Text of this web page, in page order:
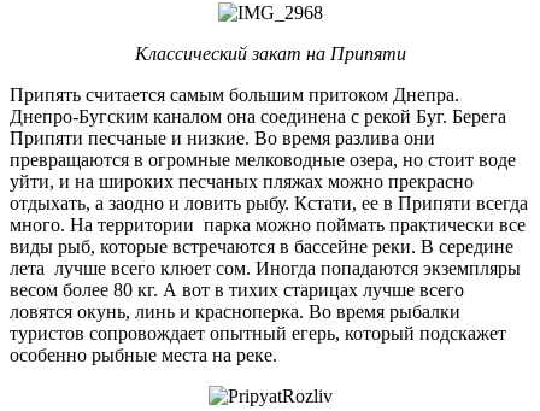
Классический закат на Припяти
Припять считается самым большим притоком Днепра.
Днепро-Бугским каналом она соединена с рекой Буг. Берега
Припяти песчаные и низкие. Во время разлива они
превращаются в огромные мелководные озера, но стоит воде
уйти, и на широких песчаных пляжах можно прекрасно
отдыхать, а заодно и ловить рыбу. Кстати, ее в Припяти всегда
много. На территории парка можно поймать практически все
виды рыб, которые встречаются в бассейне реки. В середине
лета лучше всего клюет сом. Иногда попадаются экземпляры
весом более 80 кг. А вот в тихих старицах лучше всего
ловятся окунь, линь и красноперка. Во время рыбалки
туристов сопровождает опытный егерь, который подскажет
особенно рыбные места на реке.